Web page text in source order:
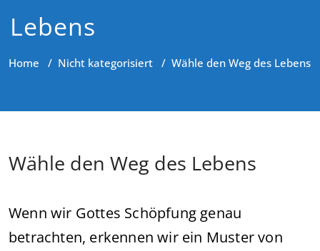
Lebens
Home / Nicht kategorisiert / Wähle den Weg des Lebens
Wähle den Weg des Lebens
Wenn wir Gottes Schöpfung genau
betrachten, erkennen wir ein Muster von